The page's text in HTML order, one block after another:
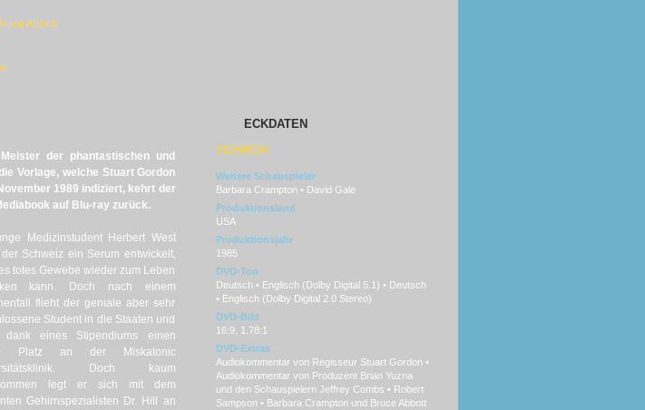
Abbott
der phantastischen und
Vorlage, welche Stuart Gordon
1989 indiziert, kehrt der
auf Blu-ray zurück.
Medizinstudent Herbert West
Schweiz ein Serum entwickelt,
totes Gewebe wieder zum Leben
kann. Doch nach einem
flieht der geniale aber sehr
Student in die Staaten und
dank eines Stipendiums einen
Platz an der Miskatonic
Doch kaum
legt er sich mit dem
Gehirnspezialisten Dr. Hill an
ECKDATEN
HORROR
Weitere Schauspieler
Barbara Crampton • David Gale
Produktionsland
USA
Produktionsjahr
1985
DVD-Ton
Deutsch • Englisch (Dolby Digital 5.1) • Deutsch
• Englisch (Dolby Digital 2.0 Stereo)
DVD-Bild
16:9, 1.78:1
DVD-Extras
Audiokommentar von Regisseur Stuart Gordon •
Audiokommentar von Produzent Brian Yuzna
und den Schauspielern Jeffrey Combs • Robert
Sampson • Barbara Crampton und Bruce Abbott